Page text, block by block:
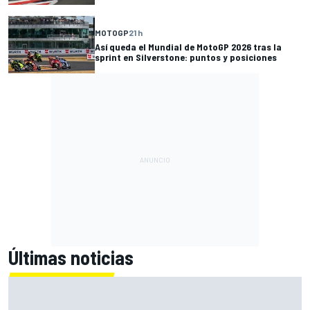
MOTOGP21 h
Así queda el Mundial de MotoGP 2026 tras la
sprint en Silverstone: puntos y posiciones
Últimas noticias